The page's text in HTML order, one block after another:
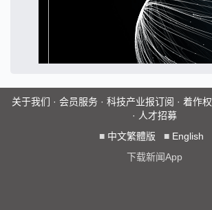
关于我们 · 会员服务· 科技产业报订阅 · 着作权
· 人才招募
■ 中文繁體版 ■ English
下载新闻App